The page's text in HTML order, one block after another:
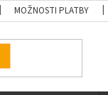
MOŽNOSTI PLATBY